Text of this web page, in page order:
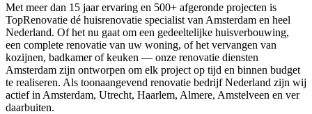
Met meer dan 15 jaar ervaring en 500+ afgeronde projecten is
TopRenovatie dé huisrenovatie specialist van Amsterdam en heel
Nederland. Of het nu gaat om een gedeeltelijke huisverbouwing,
een complete renovatie van uw woning, of het vervangen van
kozijnen, badkamer of keuken — onze renovatie diensten
Amsterdam zijn ontworpen om elk project op tijd en binnen budget
te realiseren. Als toonaangevend renovatie bedrijf Nederland zijn wij
actief in Amsterdam, Utrecht, Haarlem, Almere, Amstelveen en ver
daarbuiten.